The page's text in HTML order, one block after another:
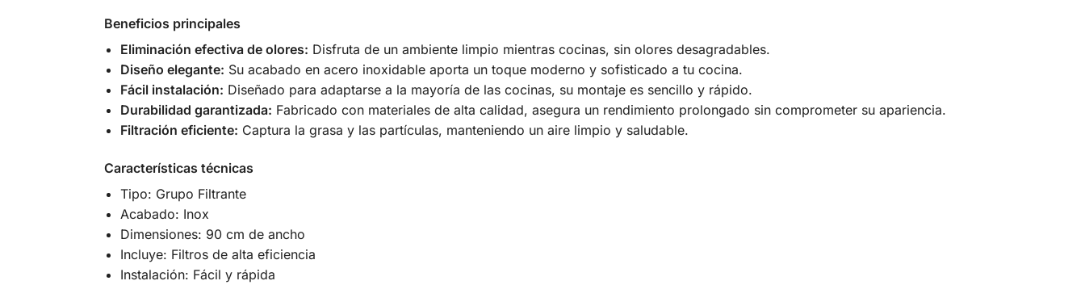
Beneficios principales
Eliminación efectiva de olores: Disfruta de un ambiente limpio mientras cocinas, sin olores desagradables.
Diseño elegante: Su acabado en acero inoxidable aporta un toque moderno y sofisticado a tu cocina.
Fácil instalación: Diseñado para adaptarse a la mayoría de las cocinas, su montaje es sencillo y rápido.
Durabilidad garantizada: Fabricado con materiales de alta calidad, asegura un rendimiento prolongado sin comprometer su apariencia.
Filtración eficiente: Captura la grasa y las partículas, manteniendo un aire limpio y saludable.
Características técnicas
Tipo: Grupo Filtrante
Acabado: Inox
Dimensiones: 90 cm de ancho
Incluye: Filtros de alta eficiencia
Instalación: Fácil y rápida